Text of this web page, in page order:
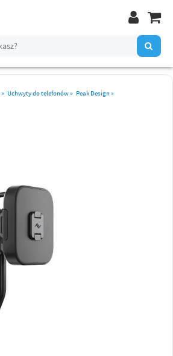
» Uchwyty do telefonów» Peak Design»